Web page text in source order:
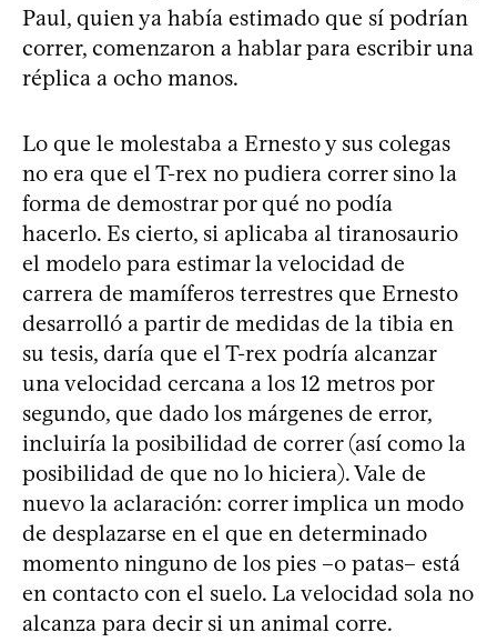
Paul, quien ya había estimado que sí podrían
correr, comenzaron a hablar para escribir una
réplica a ocho manos.
Lo que le molestaba a Ernesto y sus colegas
no era que el T-rex no pudiera correr sino la
forma de demostrar por qué no podía
hacerlo. Es cierto, si aplicaba al tiranosaurio
el modelo para estimar la velocidad de
carrera de mamíferos terrestres que Ernesto
desarrolló a partir de medidas de la tibia en
su tesis, daría que el T-rex podría alcanzar
una velocidad cercana a los 12 metros por
segundo, que dado los márgenes de error,
incluiría la posibilidad de correr (así como la
posibilidad de que no lo hiciera). Vale de
nuevo la aclaración: correr implica un modo
de desplazarse en el que en determinado
momento ninguno de los pies –o patas– está
en contacto con el suelo. La velocidad sola no
alcanza para decir si un animal corre.